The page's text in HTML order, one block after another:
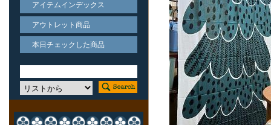
アイテムインデックス
アウトレット商品
本日チェックした商品